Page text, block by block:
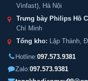
Vinfast), Hà Nội
Trưng bày Philips Hồ
Chí Minh
Tổng kho: Lập Thành,
Hotline:097.573.9381
Zalo:097.573.9381